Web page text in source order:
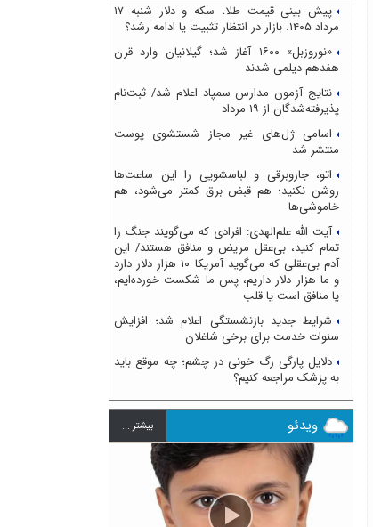
پیش بینی قیمت طلا، سکه و دلار شنبه ۱۷
مرداد ۱۴۰۵. بازار در انتظار تثبیت یا ادامه رشد؟
«نوروزبل» ۱۶۰۰ آغاز شد؛ گیلانیان وارد قرن
هفدهم دیلمی شدند
نتایج آزمون مدارس سمپاد اعلام شد/ ثبت‌نام
پذیرفته‌شدگان از ۱۹ مرداد
اسامی ژل‌های غیر مجاز شستشوی پوست
منتشر شد
اتو، جاروبرقی و لباسشویی را این ساعت‌ها
روشن نکنید؛ هم قبض برق کمتر می‌شود، هم
خاموشی‌ها
آیت الله علم‌الهدی: افرادی که می‌گویند جنگ را
تمام کنید، بی‌عقل مریض و منافق هستند/ این
آدم بی‌عقلی که می‌گوید آمریکا ۱۰ هزار دلار دارد
و ما هزار دلار داریم، پس ما شکست خورده‌ایم،
یا منافق است یا قلب
شرایط جدید بازنشستگی اعلام شد؛ افزایش
سنوات خدمت برای برخی شاغلان
دلایل پارگی رگ خونی در چشم؛ چه موقع باید
به پزشک مراجعه کنیم؟
ویدئو بيشتر ...